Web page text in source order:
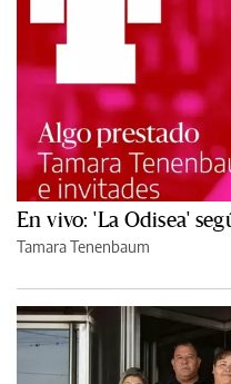
En vivo: 'La Odisea'
Tamara Tenenbaum